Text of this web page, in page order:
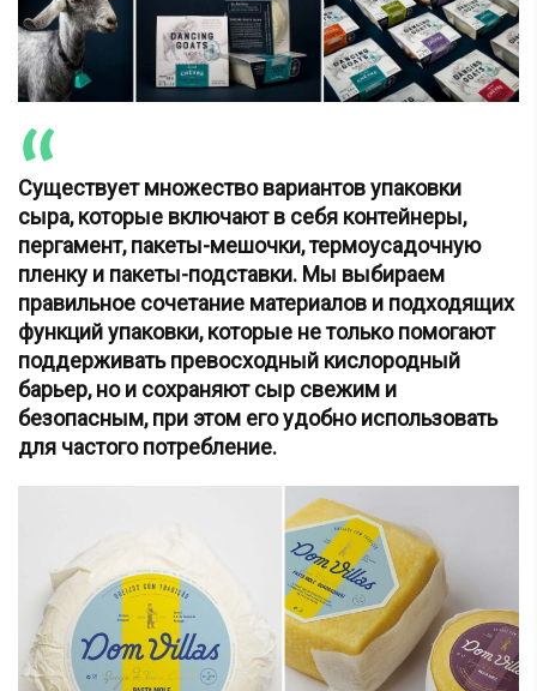
Существует множество вариантов упаковки
сыра, которые включают в себя контейнеры,
пергамент, пакеты-мешочки, термоусадочную
пленку и пакеты-подставки. Мы выбираем
правильное сочетание материалов и подходящих
функций упаковки, которые не только помогают
поддерживать превосходный кислородный
барьер, но и сохраняют сыр свежим и
безопасным, при этом его удобно использовать
для частого потребление.